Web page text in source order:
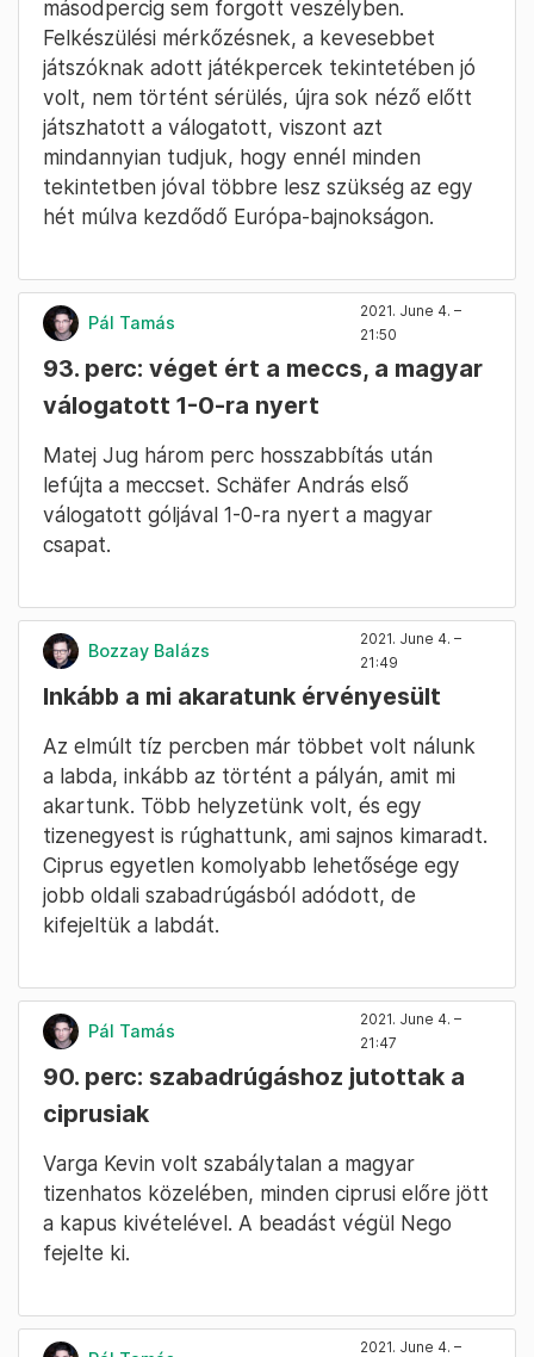
másodpercig sem forgott veszélyben.
Felkészülési mérkőzésnek, a kevesebbet
játszóknak adott játékpercek tekintetében jó
volt, nem történt sérülés, újra sok néző előtt
játszhatott a válogatott, viszont azt
mindannyian tudjuk, hogy ennél minden
tekintetben jóval többre lesz szükség az egy
hét múlva kezdődő Európa-bajnokságon.
Pál Tamás
2021. June 4. –
21:50
93. perc: véget ért a meccs, a magyar
válogatott 1-0-ra nyert
Matej Jug három perc hosszabbítás után
lefújta a meccset. Schäfer András első
válogatott góljával 1-0-ra nyert a magyar
csapat.
Bozzay Balázs
2021. June 4. –
21:49
Inkább a mi akaratunk érvényesült
Az elmúlt tíz percben már többet volt nálunk
a labda, inkább az történt a pályán, amit mi
akartunk. Több helyzetünk volt, és egy
tizenegyest is rúghattunk, ami sajnos kimaradt.
Ciprus egyetlen komolyabb lehetősége egy
jobb oldali szabadrúgásból adódott, de
kifejeltük a labdát.
Pál Tamás
2021. June 4. –
21:47
90. perc: szabadrúgáshoz jutottak a
ciprusiak
Varga Kevin volt szabálytalan a magyar
tizenhatos közelében, minden ciprusi előre jött
a kapus kivételével. A beadást végül Nego
fejelte ki.
2021. June 4. –